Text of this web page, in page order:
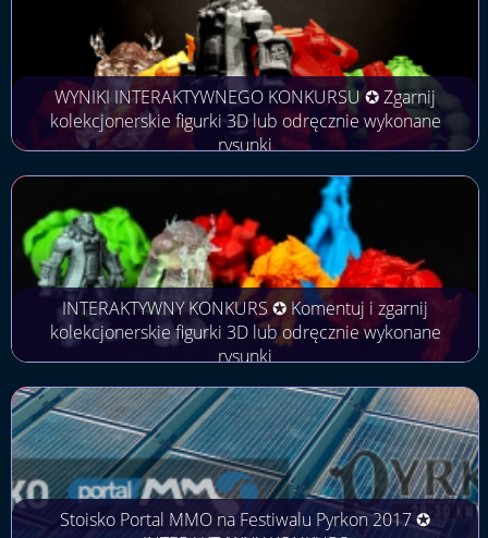
WYNIKI INTERAKTYWNEGO KONKURSU ✪ Zgarnij
kolekcjonerskie figurki 3D lub odręcznie wykonane
rysunki
INTERAKTYWNY KONKURS ✪ Komentuj i zgarnij
kolekcjonerskie figurki 3D lub odręcznie wykonane
rysunki
Stoisko Portal MMO na Festiwalu Pyrkon 2017 ✪